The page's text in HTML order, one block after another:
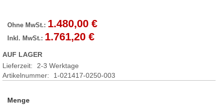
1.480,00 €
1.761,20 €
AUF LAGER
Lieferzeit:
2-3 Werktage
Artikelnummer
1-021417-0250-003
Menge